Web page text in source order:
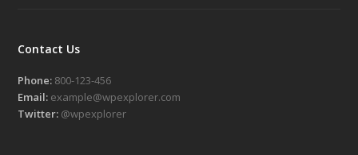
Contact Us
Phone: 800-123-456
Email: example@wpexplorer.com
Twitter: @wpexplorer